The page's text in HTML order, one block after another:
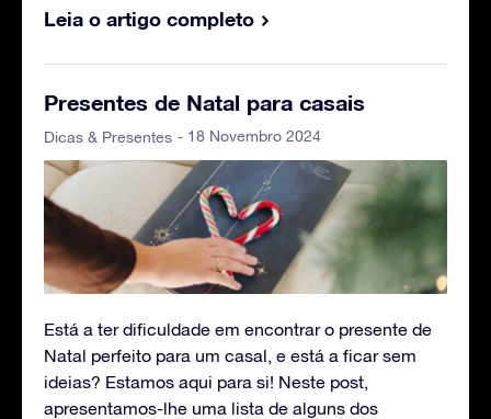
Leia o artigo completo
Presentes de Natal para casais
Dicas & Presentes - 18 Novembro 2024
Está a ter dificuldade em encontrar o presente de
Natal perfeito para um casal, e está a ficar sem
ideias? Estamos aqui para si! Neste post,
apresentamos-lhe uma lista de alguns dos